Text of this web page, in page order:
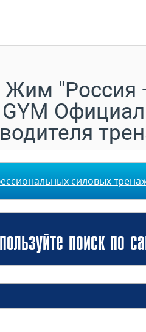
Жим "Россия
GYM
силовых
поиск по